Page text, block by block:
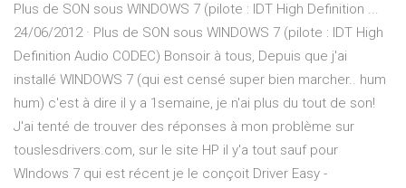
Plus de SON sous WINDOWS 7 (pilote : IDT High Definition ...
24/06/2012 · Plus de SON sous WINDOWS 7 (pilote : IDT High
Definition Audio CODEC) Bonsoir à tous, Depuis que j'ai
installé WINDOWS 7 (qui est censé super bien marcher.. hum
hum) c'est à dire il y a 1semaine, je n'ai plus du tout de son!
J'ai tenté de trouver des réponses à mon problème sur
touslesdrivers.com, sur le site HP il y'a tout sauf pour
WIndows 7 qui est récent je le conçoit Driver Easy -